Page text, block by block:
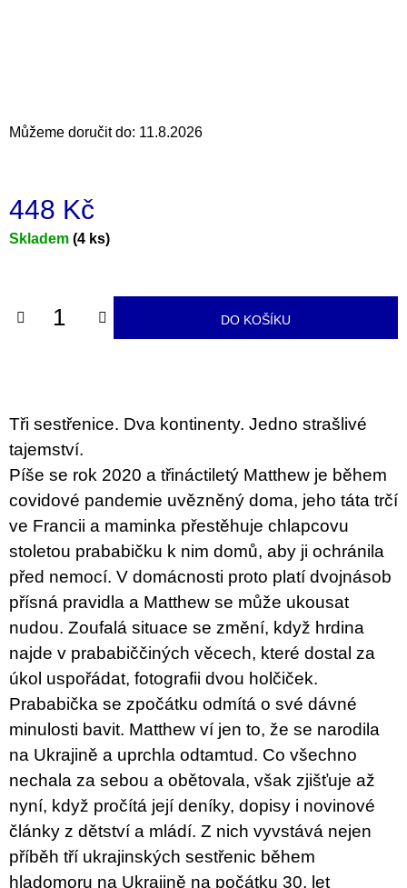
Můžeme doručit do: 11.8.2026
448 Kč
Měrná
Skladem (4 ks)
DO KOŠÍKU
Tři sestřenice. Dva kontinenty. Jedno strašlivé
tajemství.
Píše se rok 2020 a třináctiletý Matthew je během
covidové pandemie uvězněný doma, jeho táta trčí
ve Francii a maminka přestěhuje chlapcovu
stoletou prababičku k nim domů, aby ji ochránila
před nemocí. V domácnosti proto platí dvojnásob
přísná pravidla a Matthew se může ukousat
nudou. Zoufalá situace se změní, když hrdina
najde v prababiččiných věcech, které dostal za
úkol uspořádat, fotografii dvou holčiček.
Prababička se zpočátku odmítá o své dávné
minulosti bavit. Matthew ví jen to, že se narodila
na Ukrajině a uprchla odtamtud. Co všechno
nechala za sebou a obětovala, však zjišťuje až
nyní, když pročítá její deníky, dopisy i novinové
články z dětství a mládí. Z nich vyvstává nejen
příběh tří ukrajinských sestřenic během
hladomoru na Ukrajině na počátku 30. let
o
p
u
j
e
m
e
JMÉNO
380